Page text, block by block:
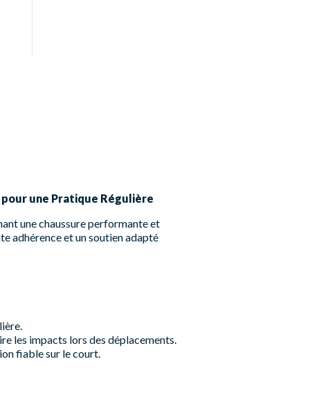
une Pratique Régulière
une chaussure performante et
adhérence et un soutien adapté
les impacts lors des déplacements.
fiable sur le court.